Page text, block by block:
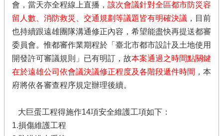
會，當天亦全程線上直播， 該次會議針對全區都市防災容
留人數、消防救災、交通規劃等議題皆有明確決議 ，目前
也持續跟遠雄團隊溝通修正內容，希望能盡快再提送都審
委員會。惟都審作業期程於「臺北市都市設計及土地使用
開發許可審議規則」已有明訂，故本案通過之時間點關鍵
在於遠雄公司依會議決議修正程度及各階段遞件時間 ，本
府將依各審查程序規定辦理後續。
大巨蛋工程得施作14項安全維護工項如下：
1.損傷維護工程